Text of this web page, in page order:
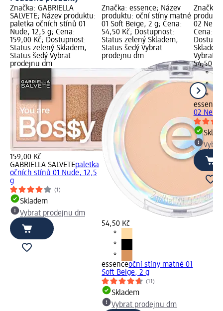
Značka: GABRIELLA
SALVETE; Název produktu:
paletka očních stínů 01
Nude, 12,5 g; Cena:
159,00 Kč; Dostupnost:
Status zelený Skladem,
Status šedý Vybrat
prodejnu dm
159,00 Kč
GABRIELLA SALVETEpaletka
očních stínů 01 Nude, 12,5
g
(1)
Skladem
Vybrat prodejnu dm
Značka: essence; Název
produktu: oční stíny matné
01 Soft Beige, 2 g; Cena:
54,50 Kč; Dostupnost:
Status zelený Skladem,
Status šedý Vybrat
prodejnu dm
54,50 Kč
essenceoční stíny matné 01
Soft Beige, 2 g
(11)
Skladem
Vybrat prodejnu dm
Značka:
02
Cena:
Vybrat
54,50 Kč
essence
02